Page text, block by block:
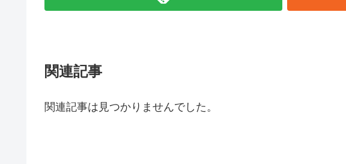
関連記事
関連記事は見つかりませんでした。